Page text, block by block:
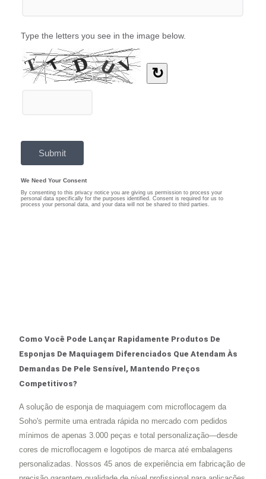
Como Você Pode Lançar Rapidamente Produtos De
Esponjas De Maquiagem Diferenciados Que Atendam Às
Demandas De Pele Sensível, Mantendo Preços
Competitivos?
A solução de esponja de maquiagem com microflocagem da
Soho's permite uma entrada rápida no mercado com pedidos
mínimos de apenas 3.000 peças e total personalização—desde
cores de microflocagem e logotipos de marca até embalagens
personalizadas. Nossos 45 anos de experiência em fabricação de